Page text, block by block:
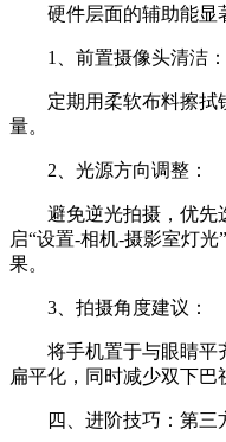
硬件层面的辅助能显
1、前置摄像头清洁：
定期用柔软布料擦拭
量。
2、光源方向调整：
避免逆光拍摄，优先
启“设置-相机-摄影室灯
果。
3、拍摄角度建议：
将手机置于与眼睛平齐
扁平化，同时减少双下巴
四、进阶技巧：第三